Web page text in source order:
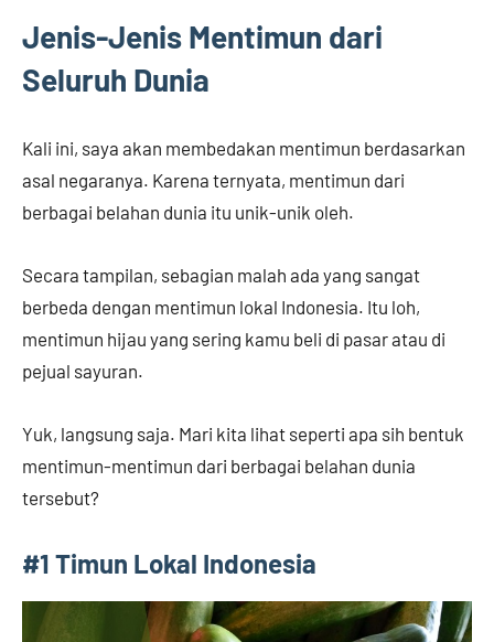
Jenis-Jenis Mentimun dari
Seluruh Dunia
Kali ini, saya akan membedakan mentimun berdasarkan
asal negaranya. Karena ternyata, mentimun dari
berbagai belahan dunia itu unik-unik oleh.
Secara tampilan, sebagian malah ada yang sangat
berbeda dengan mentimun lokal Indonesia. Itu loh,
mentimun hijau yang sering kamu beli di pasar atau di
pejual sayuran.
Yuk, langsung saja. Mari kita lihat seperti apa sih bentuk
mentimun-mentimun dari berbagai belahan dunia
tersebut?
#1 Timun Lokal Indonesia